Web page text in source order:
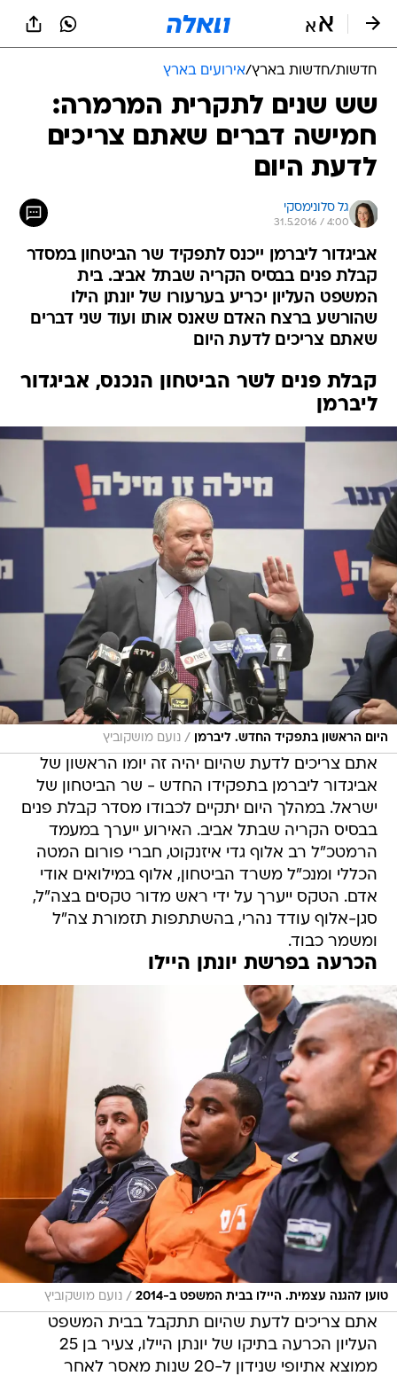
חדשות/חדשות בארץ/אירועים בארץ
שש שנים לתקרית המרמרה:
חמישה דברים שאתם צריכים
לדעת היום
גל סלונימסקי
31.5.2016 / 4:00
אביגדור ליברמן ייכנס לתפקיד שר הביטחון במסדר
קבלת פנים בבסיס הקריה שבתל אביב. בית
המשפט העליון יכריע בערעורו של יונתן הילו
שהורשע ברצח האדם שאנס אותו ועוד שני דברים
שאתם צריכים לדעת היום
קבלת פנים לשר הביטחון הנכנס, אביגדור
ליברמן
היום הראשון בתפקיד החדש. ליברמן / נועם מושקוביץ
אתם צריכים לדעת שהיום יהיה זה יומו הראשון של
אביגדור ליברמן בתפקידו החדש - שר הביטחון של
ישראל. במהלך היום יתקיים לכבודו מסדר קבלת פנים
בבסיס הקריה שבתל אביב. האירוע ייערך במעמד
הרמטכ"ל רב אלוף גדי איזנקוט, חברי פורום המטה
הכללי ומנכ"ל משרד הביטחון, אלוף במילואים אודי
אדם. הטקס ייערך על ידי ראש מדור טקסים בצה"ל,
סגן-אלוף עודד נהרי, בהשתתפות תזמורת צה"ל
ומשמר כבוד.
הכרעה בפרשת יונתן היילו
טוען להגנה עצמית. היילו בבית המשפט ב-2014 / נועם מושקוביץ
אתם צריכים לדעת שהיום תתקבל בבית המשפט
העליון הכרעה בתיקו של יונתן היילו, צעיר בן 25
ממוצא אתיופי שנידון ל-20 שנות מאסר לאחר